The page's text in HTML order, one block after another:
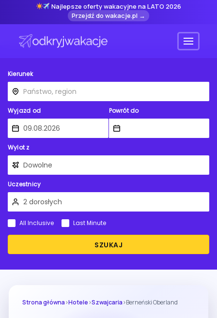
Najlepsze oferty wakacyjne na LATO 2026
Przejdź do wakacje.pl →
Menu
Kierunek
Wyjazd od Powrót do
Wylot z
Uczestnicy
SZUKAJ
All Inclusive Last Minute
Strona główna›Hotele›Szwajcaria›Berneński Oberland